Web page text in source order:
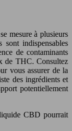
mesure à plusieurs
sont indispensables
de contaminants
de THC. Consultez
vous assurer de la
des ingrédients et
potentiellement
CBD pourrait